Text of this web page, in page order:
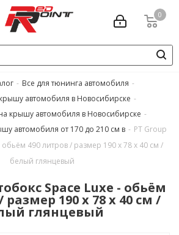
0
- Все для тюнинга автомобиля -
автомобиля в Новосибирске -
крышу автомобиля в Новосибирске -
автомобиля от 170 до 210 см в - PT Group
обьём 490 литров / размер 190 х 78 х 40 см /
белый глянцевый
Space Luxe - обьём
размер 190 х 78 х 40 см /
глянцевый